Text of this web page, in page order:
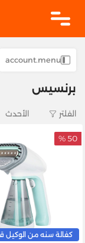
account.menu
برنسيس
الفلتر
50 %
كفالة سنه من الوكيل